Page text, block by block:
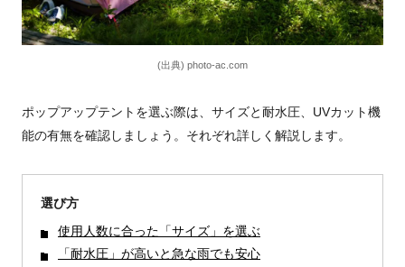
(出典) photo-ac.com
ポップアップテントを選ぶ際は、サイズと耐水圧、UVカット機
能の有無を確認しましょう。それぞれ詳しく解説します。
選び方
使用人数に合った「サイズ」を選ぶ
「耐水圧」が高いと急な雨でも安心